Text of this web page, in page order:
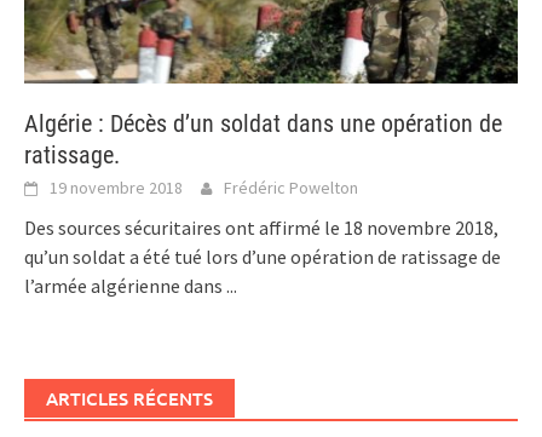
Algérie : Décès d’un soldat dans une opération de
ratissage.
19 novembre 2018 Frédéric Powelton
Des sources sécuritaires ont affirmé le 18 novembre 2018,
qu’un soldat a été tué lors d’une opération de ratissage de
l’armée algérienne dans ...
ARTICLES RÉCENTS